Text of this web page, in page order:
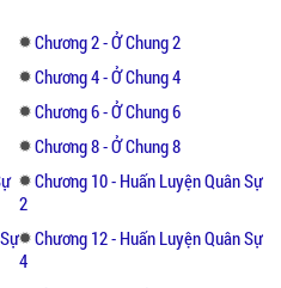
Khương gia rất
chú Khương và dì
nhà, cô chưa từng
của Khương gia, nếu
cô chú Khương
bây giờ
Chương 2 - Ở Chung 2
Chương 4 - Ở Chung 4
Chương 6 - Ở Chung 6
Chương 8 - Ở Chung 8
Chương 10 - Huấn Luyện Quân Sự
2
Chương 12 - Huấn Luyện Quân Sự
4